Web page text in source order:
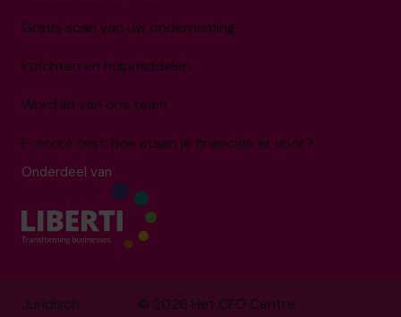
Gratis scan van uw onderneming
Inzichten en hulpmiddelen
Word lid van ons team
F-score test: hoe staan je financiën er voor?
Onderdeel van
© 2026 Het CFO Centre
Juridisch